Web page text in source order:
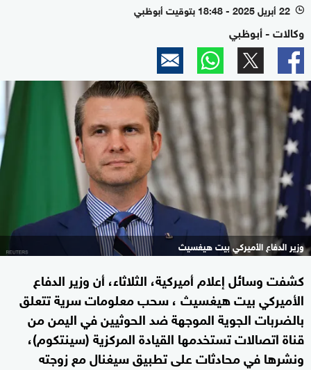
l 22 أبريل 2025 - 18:48 بتوقيت أبوظبي
وكالات - أبوظبي
وزير الدفاع الأميركي بيت هيغسيث
كشفت وسائل إعلام أميركية، الثلاثاء، أن وزير الدفاع
الأميركي بيت هيغسيث ، سحب معلومات سرية تتعلق
بالضربات الجوية الموجهة ضد الحوثيين في اليمن من
قناة اتصالات تستخدمها القيادة المركزية (سينتكوم)،
ونشرها في محادثات على تطبيق سيغنال مع زوجته